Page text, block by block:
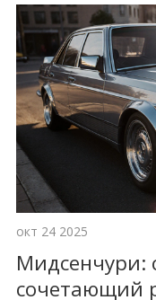
окт 24 2025
Мидсенчури:
сочетающий